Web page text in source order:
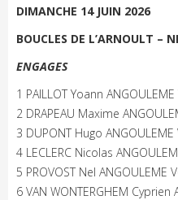
DIMANCHE 14 JUIN 2026
BOUCLES DE L’ARNOULT –
ENGAGES
1 PAILLOT Yoann
2 DRAPEAU Maxime
3 DUPONT Hugo
4 LECLERC Nicolas
5 PROVOST Nel ANGOULEME
6 VAN WONTERGHEM Cyprien